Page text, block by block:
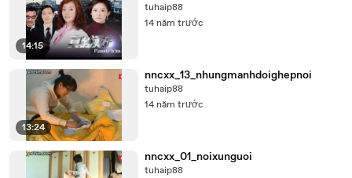
14:15
tuhaip88
14 năm trước
13:24
nncxx_13_nhungmanhdoighepnoi
tuhaip88
14 năm trước
nncxx_01_noixunguoi
tuhaip88